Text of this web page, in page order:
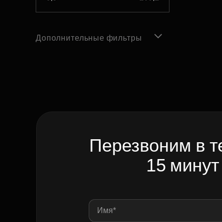
Дополнительные фильтры
Перезвоним в
15 минут